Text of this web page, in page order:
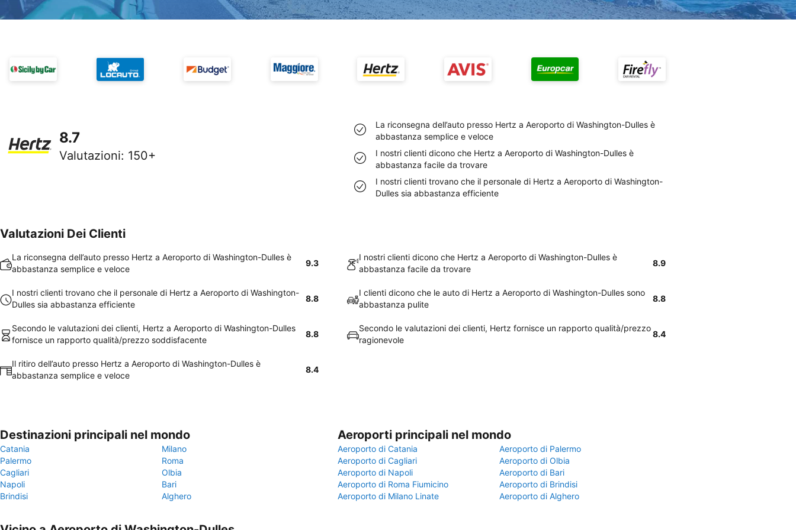
8.7
Valutazioni: 150+
La riconsegna dell’auto presso Hertz a Aeroporto di Washington-Dulles è
abbastanza semplice e veloce
I nostri clienti dicono che Hertz a Aeroporto di Washington-Dulles è
abbastanza facile da trovare
I nostri clienti trovano che il personale di Hertz a Aeroporto di Washington-
Dulles sia abbastanza efficiente
Valutazioni Dei Clienti
La riconsegna dell’auto presso Hertz a Aeroporto di Washington-Dulles è
abbastanza semplice e veloce
9.3
I nostri clienti dicono che Hertz a Aeroporto di Washington-Dulles è
abbastanza facile da trovare
8.9
I nostri clienti trovano che il personale di Hertz a Aeroporto di Washington-
Dulles sia abbastanza efficiente
8.8
I clienti dicono che le auto di Hertz a Aeroporto di Washington-Dulles sono
abbastanza pulite
8.8
Secondo le valutazioni dei clienti, Hertz a Aeroporto di Washington-Dulles
fornisce un rapporto qualità/prezzo soddisfacente
8.8
Secondo le valutazioni dei clienti, Hertz fornisce un rapporto qualità/prezzo
ragionevole
8.4
Il ritiro dell’auto presso Hertz a Aeroporto di Washington-Dulles è
abbastanza semplice e veloce
8.4
Destinazioni principali nel mondo
Catania
Milano
Palermo
Roma
Cagliari
Olbia
Napoli
Bari
Brindisi
Alghero
Aeroporti principali nel mondo
Aeroporto di Catania
Aeroporto di Palermo
Aeroporto di Cagliari
Aeroporto di Olbia
Aeroporto di Napoli
Aeroporto di Bari
Aeroporto di Roma Fiumicino
Aeroporto di Brindisi
Aeroporto di Milano Linate
Aeroporto di Alghero